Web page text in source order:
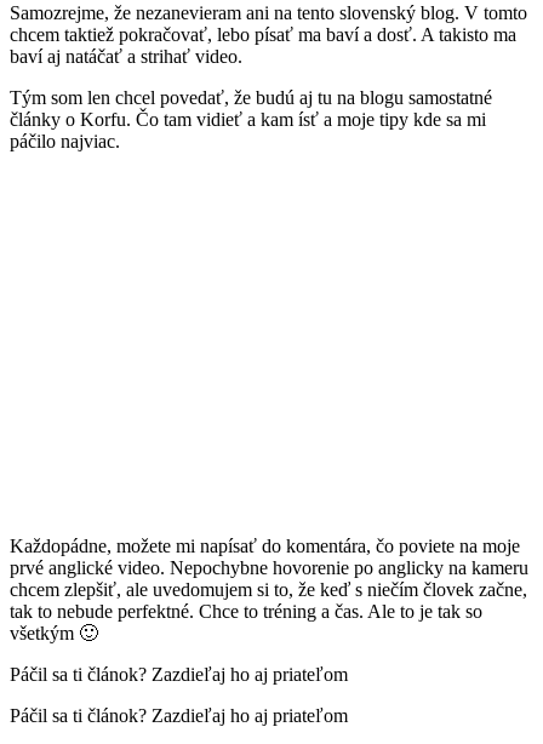
Samozrejme, že nezanevieram ani na tento slovenský blog. V tomto
chcem taktiež pokračovať, lebo písať ma baví a dosť. A takisto ma
baví aj natáčať a strihať video.
Tým som len chcel povedať, že budú aj tu na blogu samostatné
články o Korfu. Čo tam vidieť a kam ísť a moje tipy kde sa mi
páčilo najviac.
Každopádne, možete mi napísať do komentára, čo poviete na moje
prvé anglické video. Nepochybne hovorenie po anglicky na kameru
chcem zlepšiť, ale uvedomujem si to, že keď s niečím človek začne,
tak to nebude perfektné. Chce to tréning a čas. Ale to je tak so
všetkým 🙂
Páčil sa ti článok? Zazdieľaj ho aj priateľom
Páčil sa ti článok? Zazdieľaj ho aj priateľom